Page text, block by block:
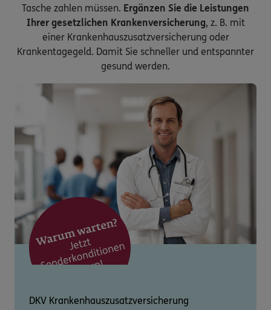
Tasche zahlen müssen. Ergänzen Sie die Leistungen
Ihrer gesetzlichen Krankenversicherung, z. B. mit
einer Krankenhauszusatzversicherung oder
Krankentagegeld. Damit Sie schneller und entspannter
gesund werden.
DKV Krankenhauszusatzversicherung